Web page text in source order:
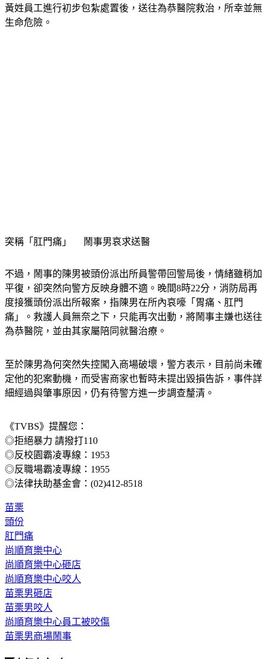
生命危險。
平復，卻突然向警方反映身體不適。晚間8時22分，消防局再
度接獲頭份派出所報案，指陳男在所內哀嚎「胃痛、肛門
痛」。救護人員無奈之下，只能再次出動，將鬧事主嫌也送往
為恭醫院，並由其家屬陪同就醫治療。
定他的犯案動機，而受害商家也暫時未提出毀損告訴，事件詳
細經過與肇事原因，仍有待警方進一步調查釐清。
◎拒絕暴力 請撥打110
◎反校園霸凌專線：1953
◎反職場霸凌專線：1955
◎法律扶助基金會：(02)412-8518
頭份
肛門痛
尚順育樂中心
尚順育樂中心砸店
尚順育樂中心咬人
苗栗男砸店
苗栗男咬人
尚順育樂中心員工被咬傷
苗栗男商場鬧事